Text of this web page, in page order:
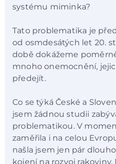
systému miminka?
Tato problematika je
od osmdesátých let 20.
době dokážeme
mnoho onemocnění,
předejít.
Co se týká České a
jsem žádnou studii
problematikou. V
zaměřila i na celou
našla jsem jen pár
kojení na rozvoj rakoviny.